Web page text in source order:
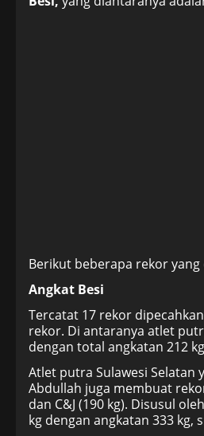
Berikut beberapa rekor yang
Angkat Besi
Tercatat 17 rekor
rekor. Di antaranya atlet
dengan total angkatan 212
Atlet putra Sulawesi Selatan
Abdullah juga membuat
dan C&J (190 kg). Disusul
kg dengan angkatan 333 kg,